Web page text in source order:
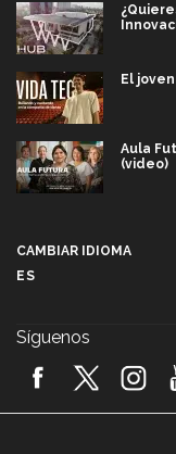
El
Aula
(video)
2026!
CAMBIAR IDIOMA
ES
Síguenos